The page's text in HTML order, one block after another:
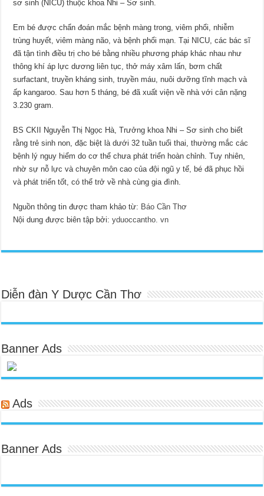
sơ sinh (NICU) thuộc khoa Nhi – Sơ sinh.
Em bé được chẩn đoán mắc bệnh màng trong, viêm phổi, nhiễm
trùng huyết, viêm màng não, và bệnh phổi mạn. Tại NICU, các bác sĩ
đã tận tình điều trị cho bé bằng nhiều phương pháp khác nhau như
thông khí áp lực dương liên tục, thở máy xâm lấn, bơm chất
surfactant, truyền kháng sinh, truyền máu, nuôi dưỡng tĩnh mạch và
ấp kangaroo. Sau hơn 5 tháng, bé đã xuất viện về nhà với cân nặng
3.230 gram.
BS CKII Nguyễn Thị Ngọc Hà, Trưởng khoa Nhi – Sơ sinh cho biết
rằng trẻ sinh non, đặc biệt là dưới 32 tuần tuổi thai, thường mắc các
bệnh lý nguy hiểm do cơ thể chưa phát triển hoàn chỉnh. Tuy nhiên,
nhờ sự nỗ lực và chuyên môn cao của đội ngũ y tế, bé đã phục hồi
và phát triển tốt, có thể trở về nhà cùng gia đình.
Nguồn thông tin được tham khảo từ: Báo Cần Thơ
Nội dung được biên tập bởi:yduoccantho. vn
Diễn đàn Y Dược Cần Thơ
Banner Ads
Ads
Banner Ads